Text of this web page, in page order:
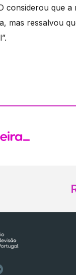
considerou que
mas ressalvou